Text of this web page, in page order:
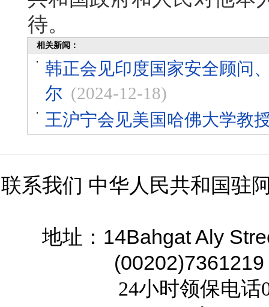
待。
相关新闻：
韩正会见印度国家安全顾问
尔 (2024-12-18)
王沪宁会见美国哈佛大学教
联系我们 中华人民共和国驻
地址： 14Bahgat Aly
(00202)7361219
24小时领保电话